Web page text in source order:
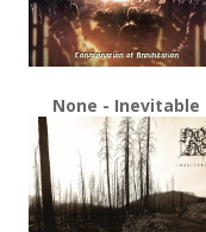
None - Inevitable